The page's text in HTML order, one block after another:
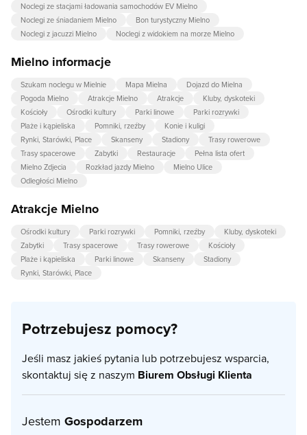
Noclegi ze stacjami ładowania samochodów EV Mielno
Noclegi ze śniadaniem Mielno
Bon turystyczny Mielno
Noclegi z jacuzzi Mielno
Noclegi z widokiem na morze Mielno
Mielno informacje
Szukam noclegu w Mielnie Mapa Mielna
Dojazd do Mielna
Pogoda Mielno
Atrakcje Mielno Atrakcje
Kluby, dyskoteki
Kościoły
Ośrodki kultury Parki linowe
Parki rozrywki
Plaże i kąpieliska
Pomniki, rzeźby
Konie i kuligi
Rynki, Starówki, Place
Skanseny Stadiony
Trasy rowerowe
Trasy spacerowe
Zabytki Restauracje
Pełna lista ofert
Mielno Zdjecia
Rozkład jazdy Mielno
Mielno Ulice
Odległości Mielno
Atrakcje Mielno
Ośrodki kultury Parki rozrywki Pomniki, rzeźby
Kluby, dyskoteki
Zabytki
Trasy spacerowe Trasy rowerowe
Kościoły
Plaże i kąpieliska
Parki linowe Skanseny
Stadiony
Rynki, Starówki, Place
Potrzebujesz pomocy?
Jeśli masz jakieś pytania lub potrzebujesz wsparcia,
skontaktuj się z naszym Biurem Obsługi Klienta
Jestem Gospodarzem